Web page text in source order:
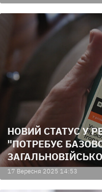
НОВИЙ СТАТУС У
"ПОТРЕБУЄ
17 Вересня 2025 14:53